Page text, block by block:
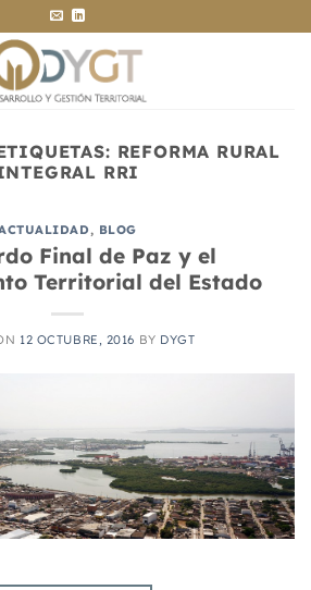
REFORMA RURAL
RRI
, BLOG
Final de Paz y el
Territorial del Estado
12 OCTUBRE, 2016 BY DYGT